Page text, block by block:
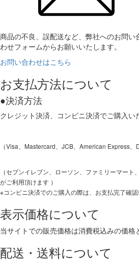
商品の不良、誤配送など、弊社へのお問い
わせフォームからお願いいたします。
お問い合わせはこちら
お支払方法について
●決済方法
クレジット決済、コンビニ決済でご購入い
（Visa、Mastercard、JCB、American Express、
（セブンイレブン、ローソン、ファミリーマート
がご利用頂けます ）
※コンビニ決済でのご購入の際は、お支払完了確
表示価格について
当サイトでの販売価格は消費税込みの価格
配送・送料について